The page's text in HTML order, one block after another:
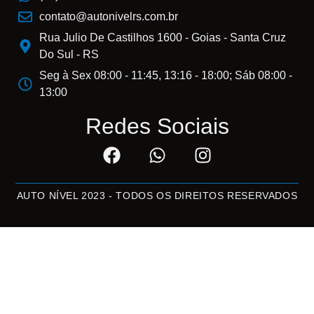
contato@autonivelrs.com.br
Rua Julio De Castilhos 1600 - Goias - Santa Cruz
Do Sul - RS
Seg à Sex 08:00 - 11:45, 13:16 - 18:00; Sáb 08:00 -
13:00
Redes Sociais
AUTO NÍVEL 2023 - TODOS OS DIREITOS RESERVADOS